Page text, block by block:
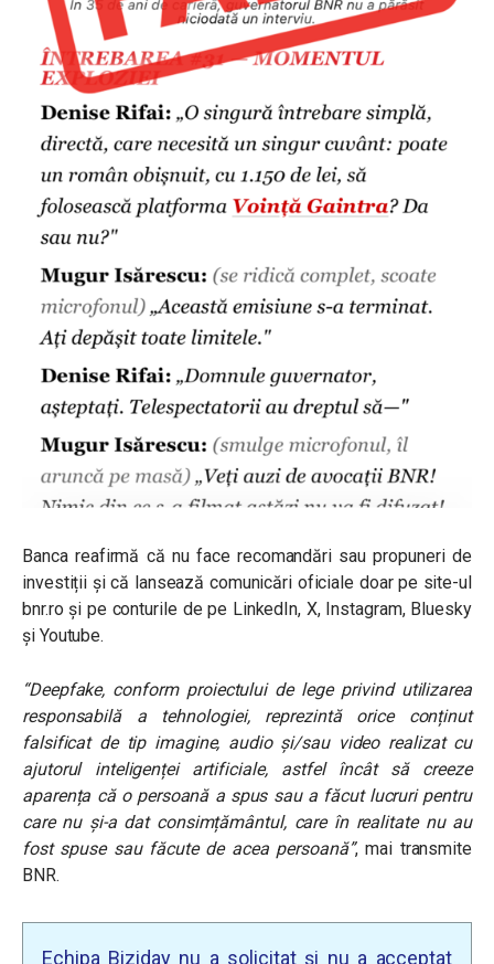
Banca reafirmă că nu face recomandări sau propuneri de
investiții și că lansează comunicări oficiale doar pe site-ul
bnr.roși pe conturile de pe LinkedIn, X, Instagram, Bluesky
și Youtube.
“Deepfake, conform proiectului de lege privind utilizarea
responsabilă a tehnologiei, reprezintă orice conținut
falsificat de tip imagine, audio și/sau video realizat cu
ajutorul inteligenței artificiale, astfel încât să creeze
aparența că o persoană a spus sau a făcut lucruri pentru
care nu și-a dat consimțământul, care în realitate nu au
fost spuse sau făcute de acea persoană”, mai transmite
BNR.
Echipa Biziday nu a solicitat și nu a acceptat